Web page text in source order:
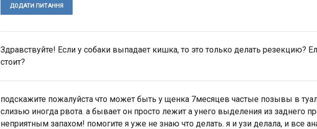
ДОДАТИ ПИТАННЯ
Здравствуйте! Если у собаки выпадает кишка, то это только делать резекцию?
стоит?
подскажите пожалуйста что может быть у щенка 7месяцев частые позывы в
слизью иногда рвота. а бывает он просто лежит а унего выделения из заднего
неприятным запахом! помогите я уже не знаю что делать. я и узи делала, и все